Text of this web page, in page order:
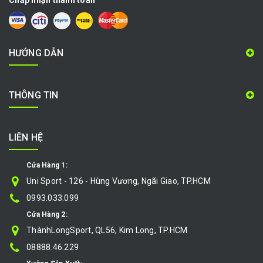
HƯỚNG DẪN
THÔNG TIN
LIÊN HỆ
Cửa Hàng 1:
Uni Sport - 126 - Hùng Vương, Ngãi Giao, TP.HCM
0993.033.099
Cửa Hàng 2:
ThànhLongSport, QL56, Kim Long, TP.HCM
08888.46.229